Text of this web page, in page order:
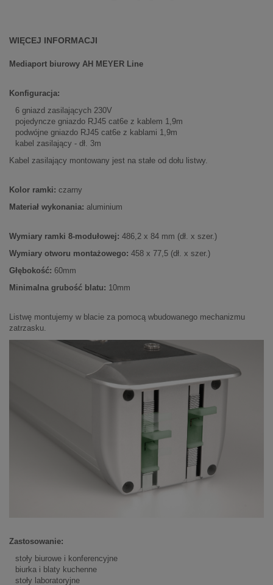
WIĘCEJ INFORMACJI
Mediaport biurowy AH MEYER Line
Konfiguracja:
6 gniazd zasilających 230V
pojedyncze gniazdo RJ45 cat6e z kablem 1,9m
podwójne gniazdo RJ45 cat6e z kablami 1,9m
kabel zasilający - dł. 3m
Kabel zasilający montowany jest na stałe od dołu listwy.
Kolor ramki: czarny
Materiał wykonania: aluminium
Wymiary ramki 8-modułowej: 486,2 x 84 mm (dł. x szer.)
Wymiary otworu montażowego: 458 x 77,5 (dł. x szer.)
Głębokość: 60mm
Minimalna grubość blatu: 10mm
Listwę montujemy w blacie za pomocą wbudowanego mechanizmu
zatrzasku.
Zastosowanie:
stoły biurowe i konferencyjne
biurka i blaty kuchenne
stoły laboratoryjne